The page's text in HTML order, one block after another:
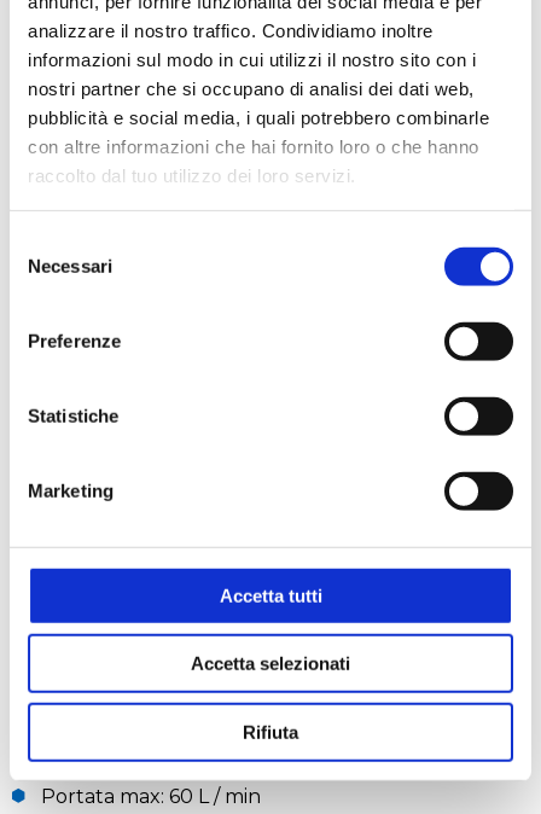
analizzare il nostro traffico. Condividiamo inoltre
informazioni sul modo in cui utilizzi il nostro sito con i
nostri partner che si occupano di analisi dei dati web,
pubblicità e social media, i quali potrebbero combinarle
con altre informazioni che hai fornito loro o che hanno
raccolto dal tuo utilizzo dei loro servizi.
delNecessari
Preferenze
Statistiche
Marketing
Accetta tutti
Accetta selezionati
Rifiuta
600mbar: 9,5 L / min
480mbar: 7 L / min
350mbar: 4,5 L / min
210 mbar: 1,5 L / min
Uscita (mm): 9
Peso (kg): 4.1
Livello di rumore (dB): 50
Caratteristiche tecniche V400
Potenza (W): 80
Ultimo vuoto (mbar): 100
Uscita (mm): 9
Livello di rumore (dB): 60
Caratteristiche tecniche V600
Potenza (W): 60
Corrente (A): 0.3
Velocità motore (giri / min): 1450
Ultimo vuoto (mbar): 100
Portata max: 60 L / min